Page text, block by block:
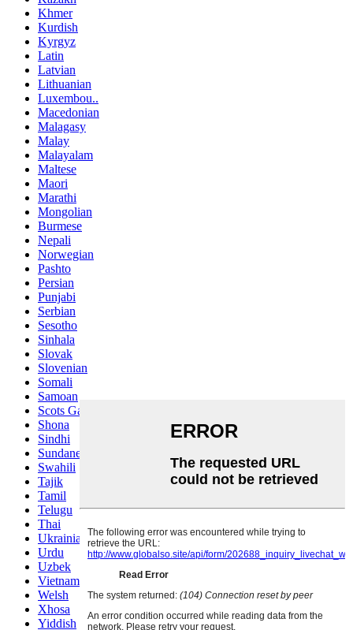
Khmer
Kurdish
Kyrgyz
Latin
Latvian
Lithuanian
Luxembou..
Macedonian
Malagasy
Malay
Malayalam
Maltese
Maori
Marathi
Mongolian
Burmese
Nepali
Norwegian
Pashto
Persian
Punjabi
Serbian
Sesotho
Sinhala
Slovak
Slovenian
Somali
Samoan
Scots Gaelic
Shona
Sindhi
Sundanese
Swahili
Tajik
Tamil
Telugu
Thai
Ukrainian
Urdu
Uzbek
Vietnamese
Welsh
Xhosa
Yiddish